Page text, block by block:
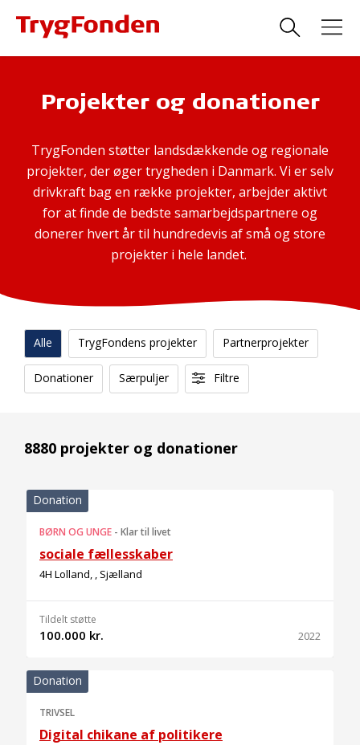
Projekter og donationer
TrygFonden støtter landsdækkende og regionale
projekter, der øger trygheden i Danmark. Vi er selv
drivkraft bag en række projekter, arbejder aktivt
for at finde de bedste samarbejdspartnere og
donerer hvert år til hundredevis af små og store
projekter i hele landet.
Alle TrygFondens projekter Partnerprojekter
Donationer Særpuljer Filtre
8880 projekter og donationer
Donation
BØRN OG UNGE - Klar til livet
sociale fællesskaber
4H Lolland, , Sjælland
Tildelt støtte
100.000 kr. 2022
Donation
TRIVSEL
Digital chikane af politikere